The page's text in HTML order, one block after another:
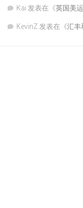
Kai 发表在《英国美
KevinZ 发表在《汇丰